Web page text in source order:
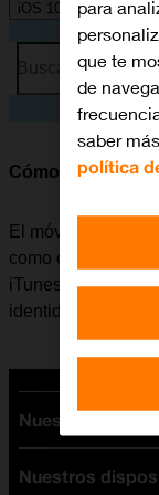
iOS 10.0
Busca por
Cómo utilizar el
El móvil se puede
como código de
iTunes y App
identidad, es
Nuestras tarifas
Tarifas Orange
Nuestros
para
que te
de
saber
política